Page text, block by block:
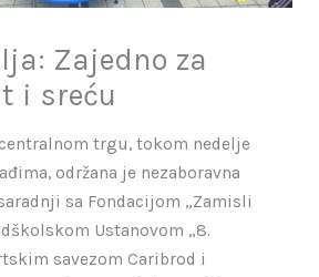
Zajedno za
i sreću
trgu, tokom nedelje
održana je nezaboravna
sa Fondacijom „Zamisli
Ustanovom „8.
savezom Caribrod i